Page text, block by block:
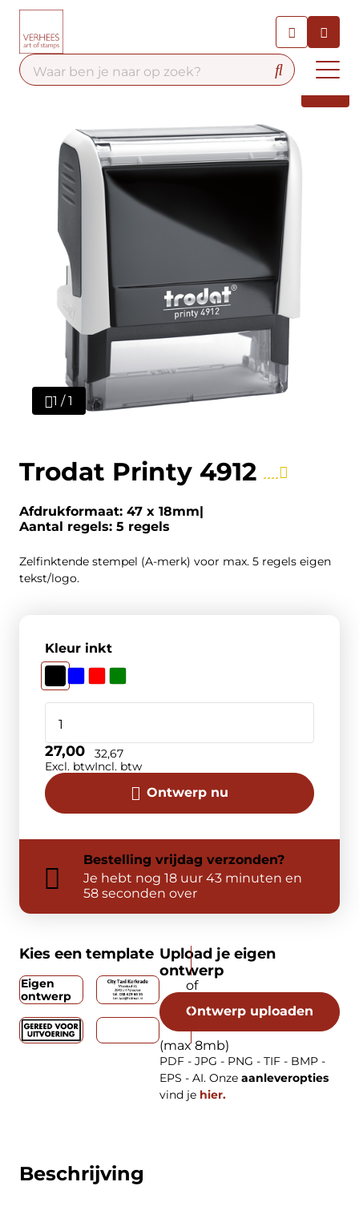
Contact
Beschrijving
1 / 1
Trodat Printy 4912
Afdrukformaat: 47 x 18mm
Aantal regels: 5 regels
Zelfinktende stempel (A-merk) voor max. 5 regels eigen
tekst/logo.
Kleur inkt
Ontwerp nu
27,00
Excl. btw
32,67
Incl. btw
Bestelling vrijdag verzonden?
Je hebt nog 18 uur 43 minuten en
58 seconden over
Kies een template
Eigen
ontwerp
Upload je eigen
ontwerp
Ontwerp uploaden
(max 8mb)
PDF - JPG - PNG - TIF - BMP -
EPS - AI. Onze aanleveropties
vind je hier.